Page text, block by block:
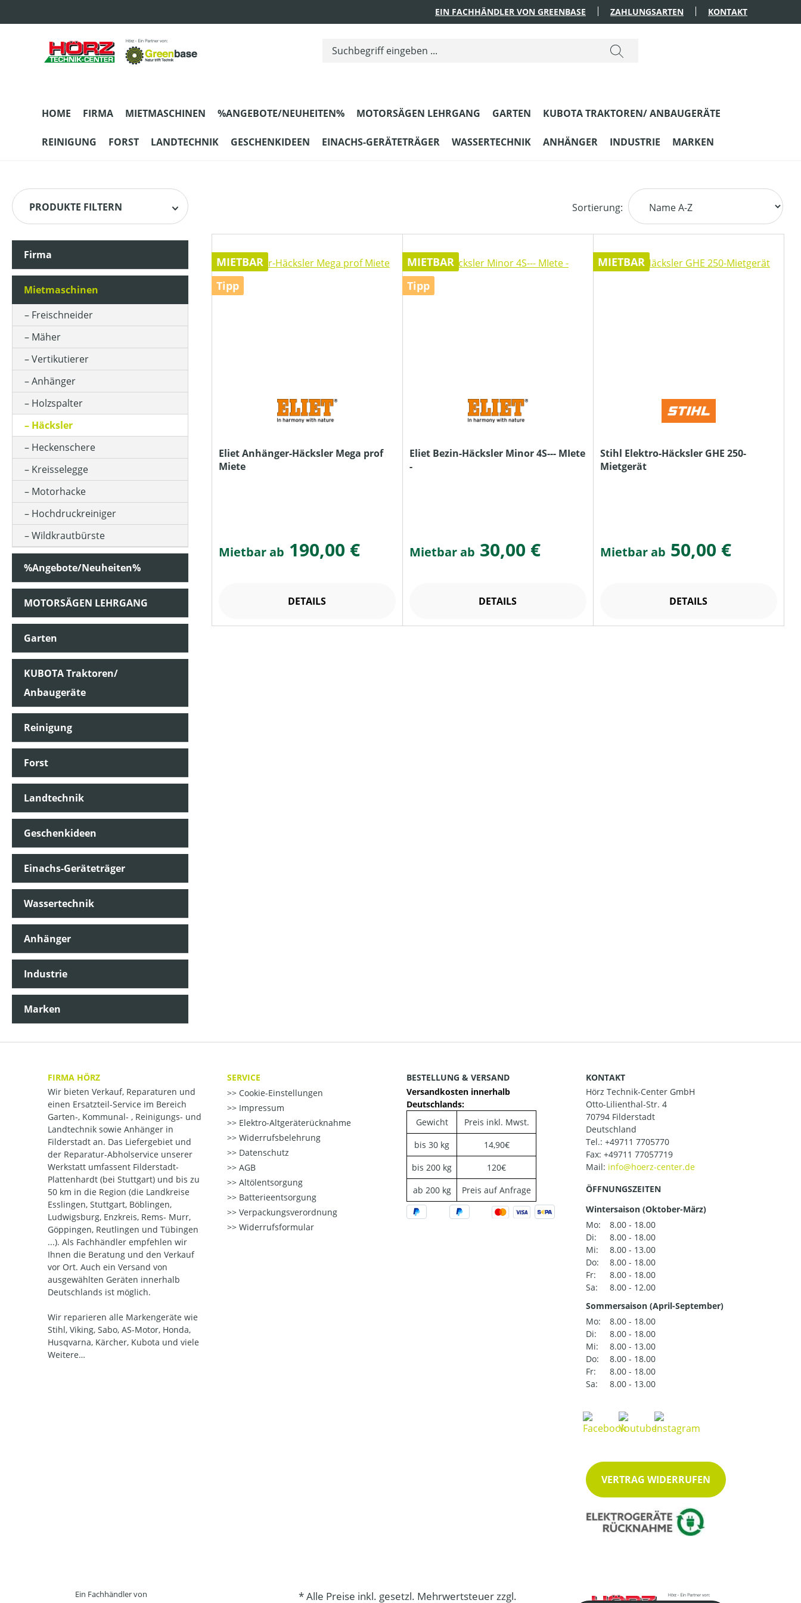
EIN FACHHÄNDLER VON GREENBASE ZAHLUNGSARTEN KONTAKT
HOME FIRMA MIETMASCHINEN %ANGEBOTE/NEUHEITEN% MOTORSÄGEN LEHRGANG GARTEN KUBOTA TRAKTOREN/ ANBAUGERÄTE
REINIGUNG FORST LANDTECHNIK GESCHENKIDEEN EINACHS-GERÄTETRÄGER WASSERTECHNIK ANHÄNGER INDUSTRIE MARKEN
PRODUKTE FILTERN
HERSTELLER
HERSTELLER BEZEICHNUNG
MASSE ( L X B X H )
MOTOR / ANTRIEB / LEISTUNG
PREIS
Firma
Mietmaschinen
Freischneider
Mäher
Vertikutierer
Anhänger
Holzspalter
Häcksler
Heckenschere
Kreisselegge
Motorhacke
Hochdruckreiniger
Wildkrautbürste
%Angebote/Neuheiten%
MOTORSÄGEN LEHRGANG
Garten
KUBOTA Traktoren/
Anbaugeräte
Reinigung
Forst
Landtechnik
Geschenkideen
Einachs-Geräteträger
Wassertechnik
Anhänger
Industrie
Marken
Sortierung:
MIETBAR
Tipp
Eliet Anhänger-Häcksler Mega prof
Miete
Mietbar ab 190,00 €
DETAILS
MIETBAR
Tipp
Eliet Bezin-Häcksler Minor 4S--- MIete
-
Mietbar ab 30,00 €
DETAILS
MIETBAR
Stihl Elektro-Häcksler GHE 250-
Mietgerät
Mietbar ab 50,00 €
DETAILS
FIRMA HÖRZ
Wir bieten Verkauf, Reparaturen und
einen Ersatzteil-Service im Bereich
Garten-, Kommunal- , Reinigungs- und
Landtechnik sowie Anhänger in
Filderstadt an. Das Liefergebiet und
der Reparatur-Abholservice unserer
Werkstatt umfassent Filderstadt-
Plattenhardt (bei Stuttgart) und bis zu
50 km in die Region (die Landkreise
Esslingen, Stuttgart, Böblingen,
Ludwigsburg, Enzkreis, Rems- Murr,
Göppingen, Reutlingen und Tübingen
...). Als Fachhändler empfehlen wir
Ihnen die Beratung und den Verkauf
vor Ort. Auch ein Versand von
ausgewählten Geräten innerhalb
Deutschlands ist möglich.
Wir reparieren alle Markengeräte wie
Stihl, Viking, Sabo, AS-Motor, Honda,
Husqvarna, Kärcher, Kubota und viele
Weitere…
SERVICE
Cookie-Einstellungen
Impressum
Elektro-Altgeräterücknahme
Widerrufsbelehrung
Datenschutz
AGB
Altölentsorgung
Batterieentsorgung
Verpackungsverordnung
Widerrufsformular
BESTELLUNG & VERSAND
Versandkosten innerhalb
Deutschlands:
Gewicht
Preis inkl. Mwst.
bis 30 kg
14,90€
bis 200 kg
120€
ab 200 kg
Preis auf Anfrage
KONTAKT
Hörz Technik-Center GmbH
Otto-Lilienthal-Str. 4
70794 Filderstadt
Deutschland
Tel.: +49711 7705770
Fax: +49711 77057719
Mail:
ÖFFNUNGSZEITEN
Wintersaison (Oktober-März)
Mo:
8.00 - 18.00
Di:
8.00 - 18.00
Mi:
8.00 - 13.00
Do:
8.00 - 18.00
Fr:
8.00 - 18.00
Sa:
8.00 - 12.00
Sommersaison (April-September)
Mo:
8.00 - 18.00
Di:
8.00 - 18.00
Mi:
8.00 - 13.00
Do:
8.00 - 18.00
Fr:
8.00 - 18.00
Sa:
8.00 - 13.00
VERTRAG WIDERRUFEN
Ein Fachhändler von * Alle Preise inkl. gesetzl. Mehrwertsteuer zzgl.